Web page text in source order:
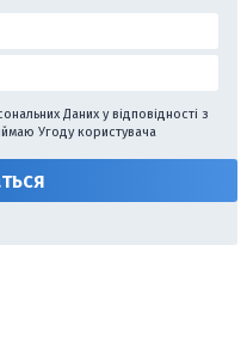
Даних у відповідності з
Угоду користувача